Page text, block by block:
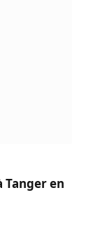
Tanger en